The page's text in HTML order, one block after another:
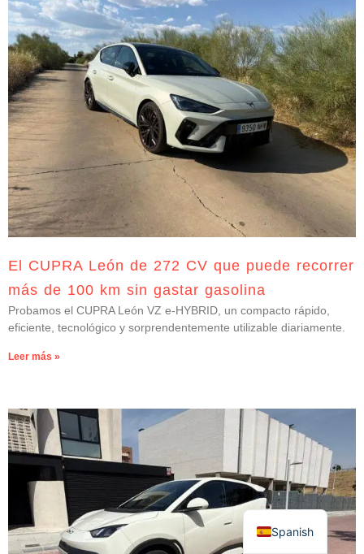
El CUPRA León de 272 CV que puede recorrer
más de 100 km sin gastar gasolina
Probamos el CUPRA León VZ e-HYBRID, un compacto rápido,
eficiente, tecnológico y sorprendentemente utilizable diariamente.
Leer más »
Spanish